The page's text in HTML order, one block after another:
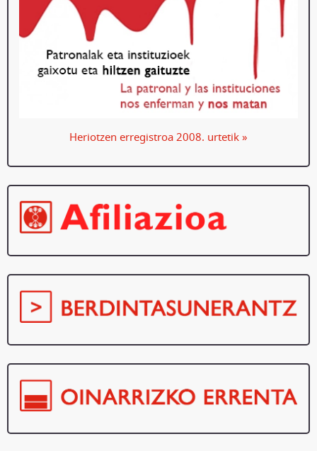
Heriotzen erregistroa 2008. urtetik »